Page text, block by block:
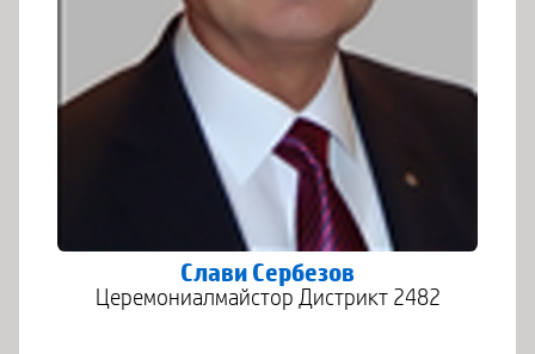
Слави Сербезов
Церемониалмайстор Дистрикт 2482